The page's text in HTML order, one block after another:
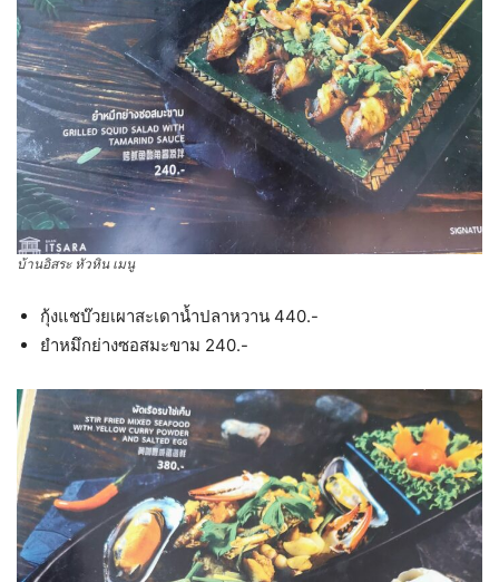
บ้านอิสระ หัวหิน เมนู
กุ้งแชบ๊วยเผาสะเดาน้ำปลาหวาน 440.-
ยำหมึกย่างซอสมะขาม 240.-